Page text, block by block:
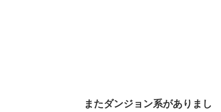
またダンジョン系がありまし